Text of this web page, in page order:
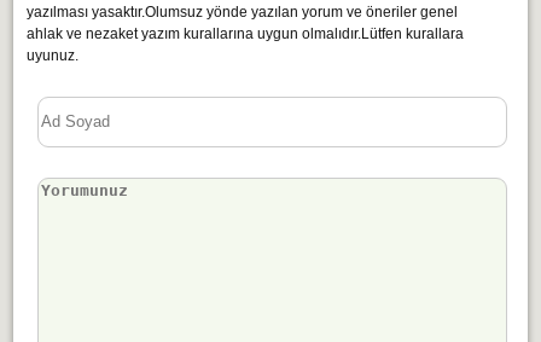
yazılması yasaktır.Olumsuz yönde yazılan yorum ve öneriler genel
ahlak ve nezaket yazım kurallarına uygun olmalıdır.Lütfen kurallara
uyunuz.